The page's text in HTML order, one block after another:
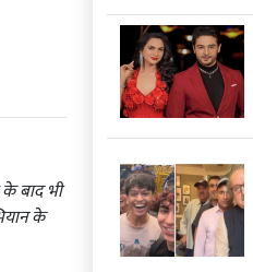
बाद भी
के